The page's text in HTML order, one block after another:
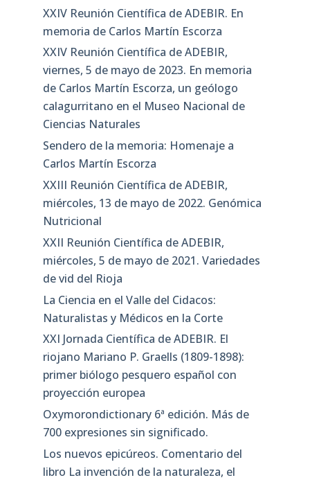
XXIV Reunión Científica de ADEBIR. En
memoria de Carlos Martín Escorza
XXIV Reunión Científica de ADEBIR,
viernes, 5 de mayo de 2023. En memoria
de Carlos Martín Escorza, un geólogo
calagurritano en el Museo Nacional de
Ciencias Naturales
Sendero de la memoria: Homenaje a
Carlos Martín Escorza
XXIII Reunión Científica de ADEBIR,
miércoles, 13 de mayo de 2022. Genómica
Nutricional
XXII Reunión Científica de ADEBIR,
miércoles, 5 de mayo de 2021. Variedades
de vid del Rioja
La Ciencia en el Valle del Cidacos:
Naturalistas y Médicos en la Corte
XXI Jornada Científica de ADEBIR. El
riojano Mariano P. Graells (1809-1898):
primer biólogo pesquero español con
proyección europea
Oxymorondictionary 6ª edición. Más de
700 expresiones sin significado.
Los nuevos epicúreos. Comentario del
libro La invención de la naturaleza, el